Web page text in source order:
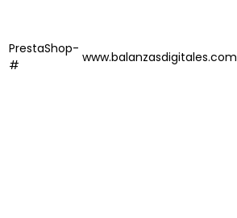
PrestaShop-
#
www.balanzasdigitales.com